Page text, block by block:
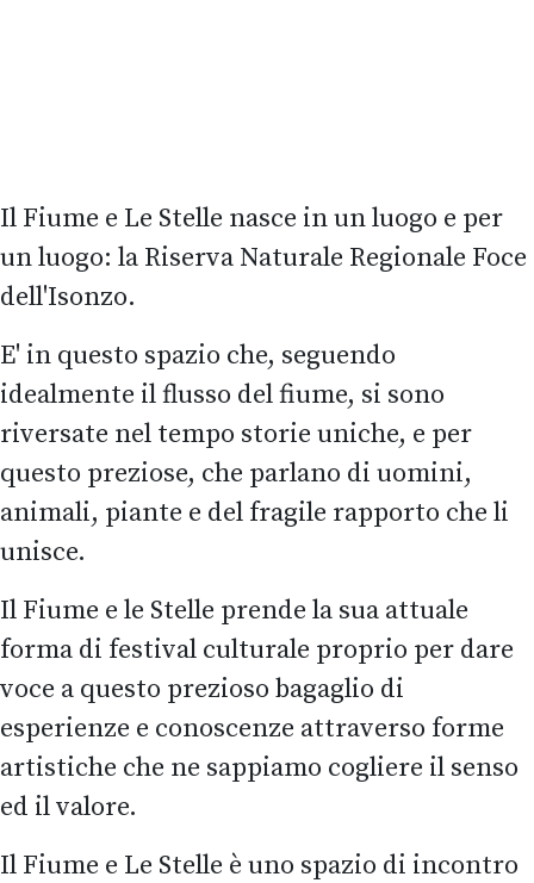
Il Fiume e Le Stelle nasce in un luogo e per
un luogo: la Riserva Naturale Regionale Foce
dell'Isonzo.
E' in questo spazio che, seguendo
idealmente il flusso del fiume, si sono
riversate nel tempo storie uniche, e per
questo preziose, che parlano di uomini,
animali, piante e del fragile rapporto che li
unisce.
Il Fiume e le Stelle prende la sua attuale
forma di festival culturale proprio per dare
voce a questo prezioso bagaglio di
esperienze e conoscenze attraverso forme
artistiche che ne sappiamo cogliere il senso
ed il valore.
Il Fiume e Le Stelle è uno spazio di incontro